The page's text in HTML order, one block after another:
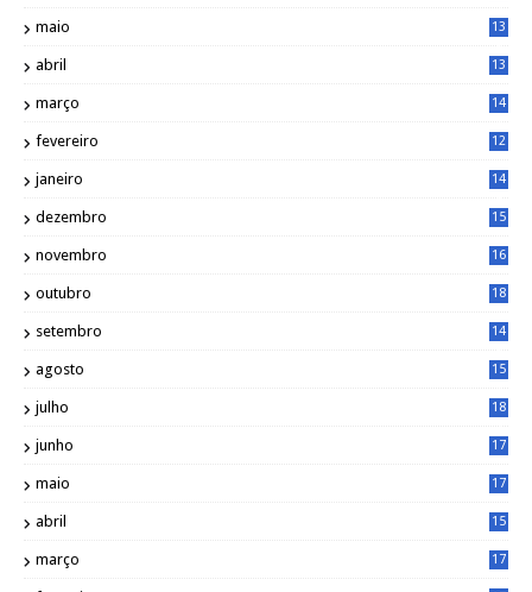
maio
13
abril
13
março
14
fevereiro
12
janeiro
14
dezembro
15
novembro
16
outubro
18
setembro
14
agosto
15
julho
18
junho
17
maio
17
abril
15
março
17